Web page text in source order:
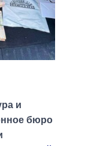
и
бюро